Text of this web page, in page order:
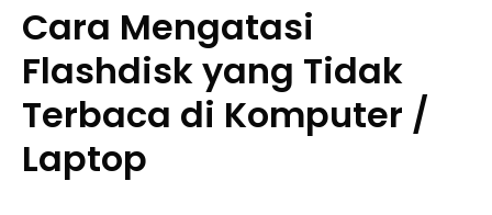
Cara Mengatasi
Flashdisk yang Tidak
Terbaca di Komputer /
Laptop